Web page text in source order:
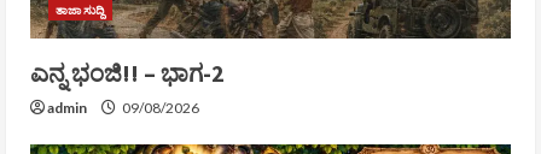
ತಾಜಾ ಸುದ್ದಿ
ಎನ್ನ ಭಂಜಿ!! – ಭಾಗ-2
admin 09/08/2026